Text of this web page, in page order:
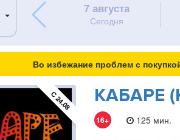
7 августа
Сегодня
Во избежание проблем с
С 24.08 КАБАРЕ
16+
125 мин.